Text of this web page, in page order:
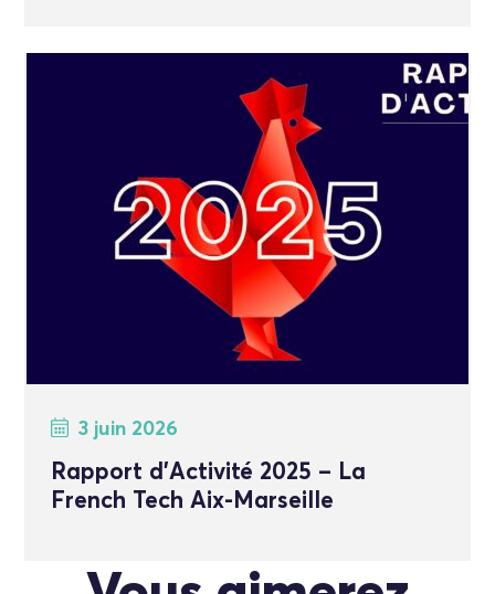
3 juin 2026
Rapport d’Activité 2025 – La
French Tech Aix-Marseille